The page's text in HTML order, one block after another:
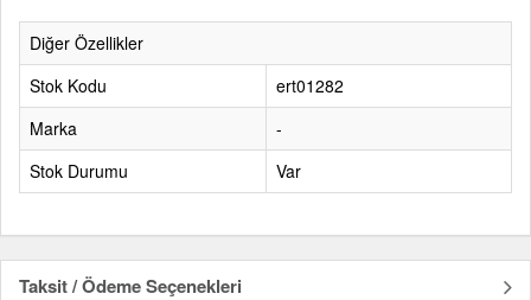
Diğer Özellikler
Stok Kodu
ert01282
Marka
-
Stok Durumu
Var
Taksit / Ödeme Seçenekleri